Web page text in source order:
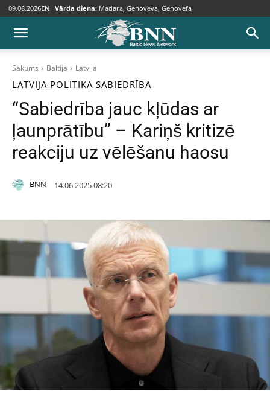
09.08.2026EN Vārda diena: Madara, Genoveva, Genovefa
Sākums Baltija Latvija
LATVIJA POLITIKA SABIEDRĪBA
“Sabiedrība jauc kļūdas ar
ļaunprātību” – Kariņš kritizē
reakciju uz vēlēšanu haosu
BNN 14.06.2025 08:20